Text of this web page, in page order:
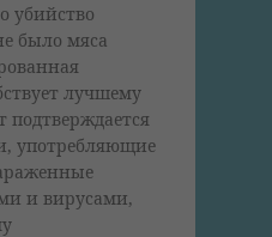
убийство
было мяса
лучшему
подтверждается
употребляющие
и вирусами,